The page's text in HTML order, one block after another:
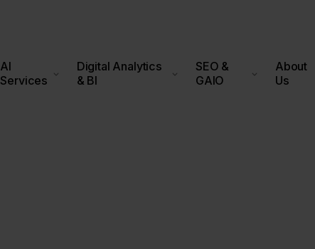
AI
Services
Digital Analytics
& BI
SEO &
GAIO
About
Us